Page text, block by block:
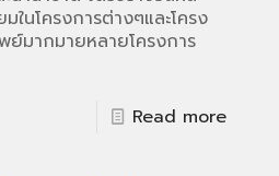
นโครงการต่างๆและโครง
ย์มากมายหลายโครงการ
Read more